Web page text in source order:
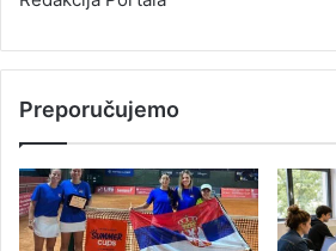
Preporučujemo